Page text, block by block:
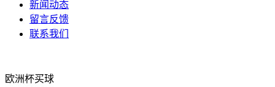
新闻动态
留言反馈
联系我们
欧洲杯买球